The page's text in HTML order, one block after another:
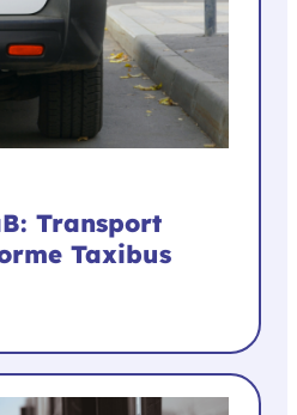
Transport
Taxibus